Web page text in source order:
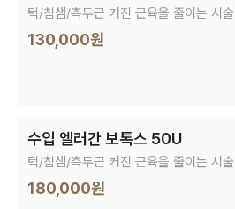
턱/침샘/측두근 커진 근육을 줄이는 시술
130,000원
수입 엘러간 보톡스 50U
턱/침샘/측두근 커진 근육을 줄이는 시술
180,000원